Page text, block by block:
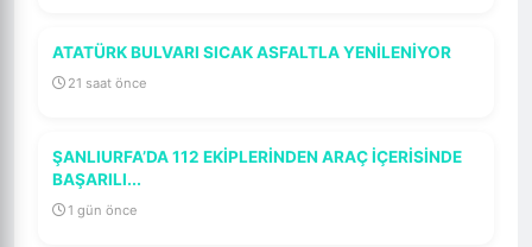
ATATÜRK BULVARI SICAK ASFALTLA YENİLENİYOR
21 saat önce
ŞANLIURFA’DA 112 EKİPLERİNDEN ARAÇ İÇERİSİNDE
BAŞARILI...
1 gün önce